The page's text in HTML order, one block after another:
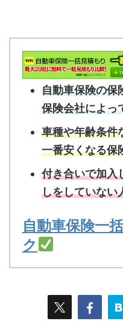
自動車保険の保
保険会社によっ
車種や年齢条件
一番安くなる保
付き合いで加入
しをしていない
自動車保険一
ク